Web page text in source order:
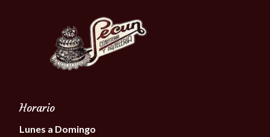
Horario
Lunes a Domingo